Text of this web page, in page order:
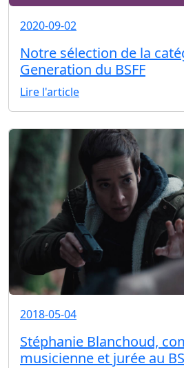
2020-09-02
Notre sélection de la
Generation du BSFF
Lire l'article
2018-05-04
Stéphanie Blanchoud,
musicienne et jurée au